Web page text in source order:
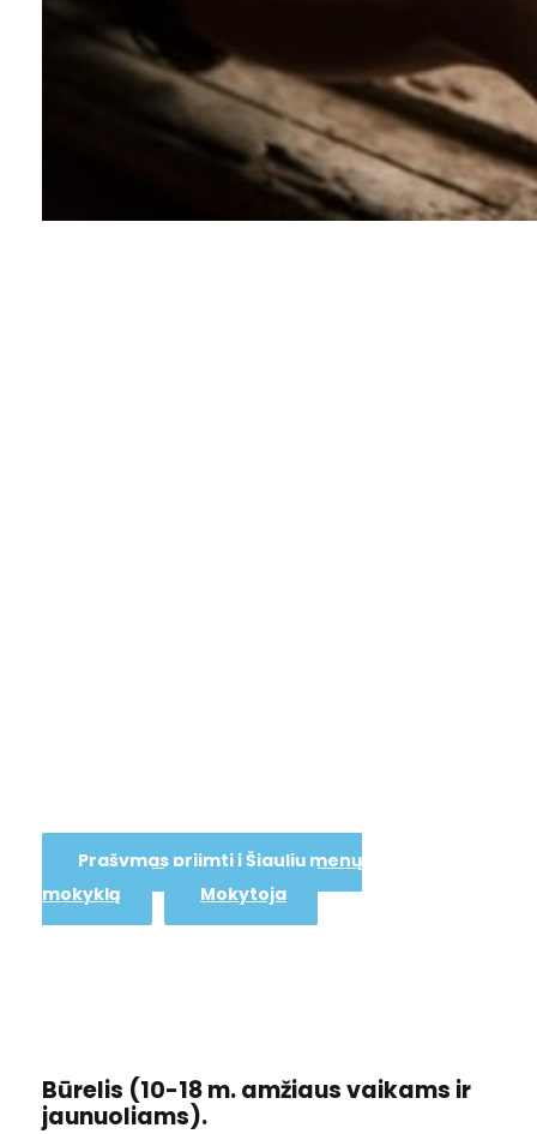
Prašymas priimti į Šiaulių menų
mokyklą
Mokytoja
Būrelis (10-18 m. amžiaus vaikams ir
jaunuoliams).